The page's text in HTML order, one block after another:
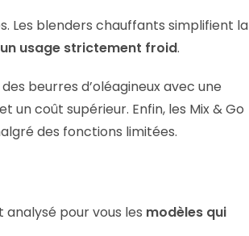
Les blenders chauffants simplifient la
usage strictement froid.
beurres d’oléagineux avec une
coût supérieur. Enfin, les Mix & Go
des fonctions limitées.
pour vous les modèles qui